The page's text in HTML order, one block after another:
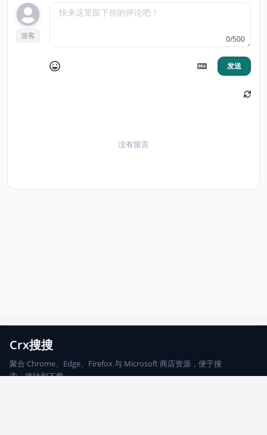
游客 0/500
发送
没有留言
Crx搜搜
聚合 Chrome、Edge、Firefox 与 Microsoft 商店资源，便于搜
索、跳转和下载。